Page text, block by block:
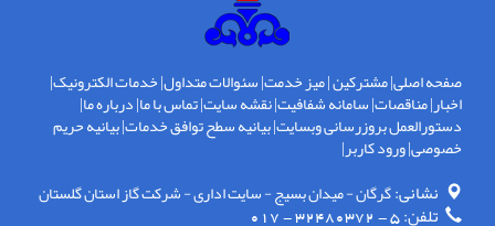
صفحه اصلی|مشترکین|میز خدمت|سئوالات متداول|خدمات الکترونیک|
اخبار|مناقصات|سامانه شفافیت|نقشه سایت|تماس با ما|درباره ما|
دستورالعمل بروزرسانی وبسایت|بیانیه سطح توافق خدمات|بیانیه حریم
خصوصی|ورود کاربر|
نشانی:گرگان - ميدان بسيج - سايت اداری - شركت گاز استان گلستان
تلفن: 5 - 32480372 - 017